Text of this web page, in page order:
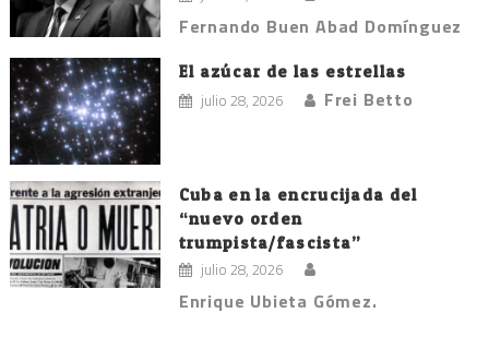
Fernando Buen Abad Domínguez
El azúcar de las estrellas
julio 28, 2026 Frei Betto
Cuba en la encrucijada del
“nuevo orden
trumpista/fascista”
julio 28, 2026
Enrique Ubieta Gómez.